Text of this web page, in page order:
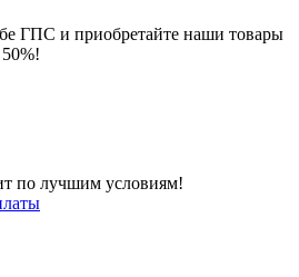
ГПС и приобретайте наши товары
по лучшим условиям!